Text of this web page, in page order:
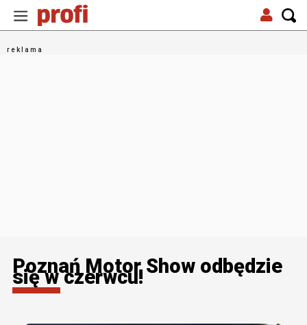
Poznań Motor Show odbędzie
się w czerwcu!